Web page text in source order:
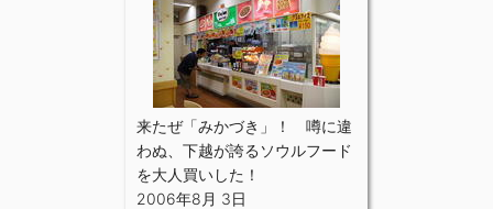
来たぜ「みかづき」！ 噂に違
わぬ、下越が誇るソウルフード
を大人買いした！
2006年8月 3日